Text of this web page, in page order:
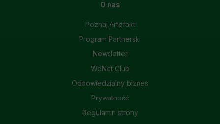
O nas
Poznaj Artefakt
Program Partnerski
Newsletter
WeNet Club
Odpowiedzialny biznes
Prywatność
Regulamin strony